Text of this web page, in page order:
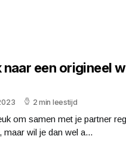
naar een origineel
2 min leestijd
om samen met je partner
maar wil je dan wel a...